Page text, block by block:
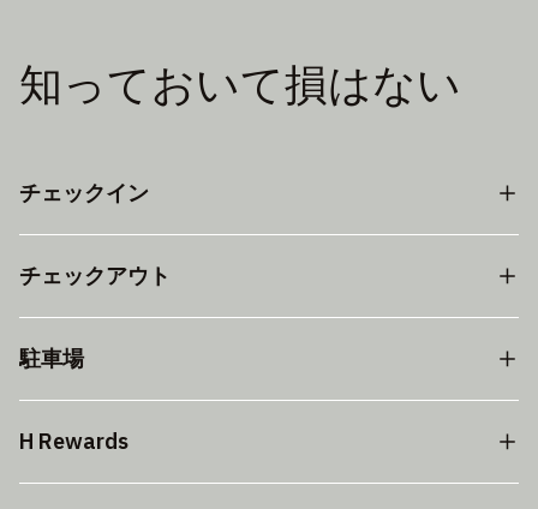
知っておいて損はない
チェックイン
チェックアウト
駐車場
H Rewards